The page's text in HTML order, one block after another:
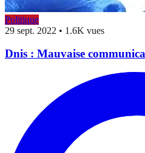
Politique
29 sept. 2022 • 1.6K vues
Dnis : Mauvaise